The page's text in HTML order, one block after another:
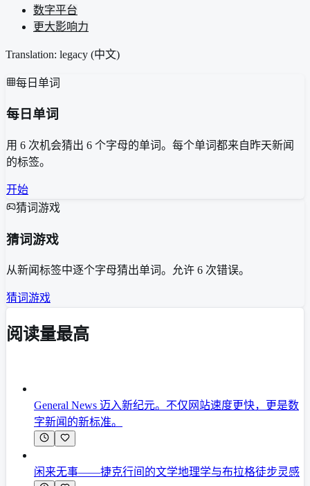
数字平台
更大影响力
Translation: legacy (中文)
每日单词
每日单词
用 6 次机会猜出 6 个字母的单词。每个单词都来自昨天新闻
的标签。
开始
猜词游戏
猜词游戏
从新闻标签中逐个字母猜出单词。允许 6 次错误。
猜词游戏
阅读量最高
General News 迈入新纪元。不仅网站速度更快，更是数
字新闻的新标准。
闲来无事——捷克行间的文学地理学与布拉格徒步灵感